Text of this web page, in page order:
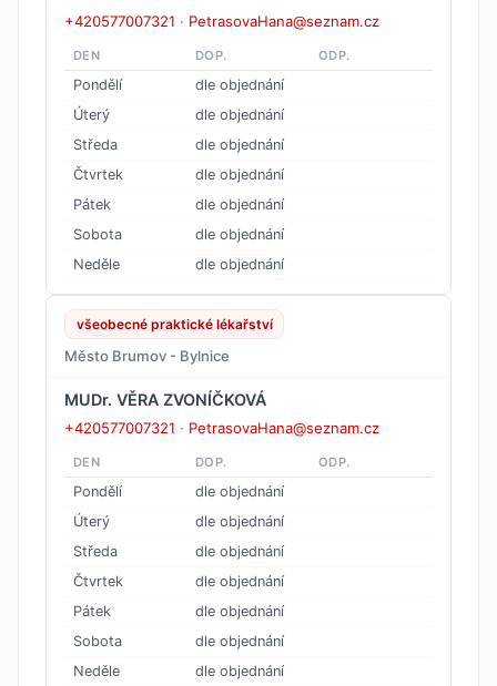
+420577007321 · PetrasovaHana@seznam.cz
DEN DOP. ODP.
Pondělí
dle objednání
Úterý
dle objednání
Středa
dle objednání
Čtvrtek
dle objednání
Pátek
dle objednání
Sobota
dle objednání
Neděle
dle objednání
všeobecné praktické lékařství
Město Brumov - Bylnice
MUDr. VĚRA ZVONÍČKOVÁ
+420577007321 · PetrasovaHana@seznam.cz
DEN DOP. ODP.
Pondělí
dle objednání
Úterý
dle objednání
Středa
dle objednání
Čtvrtek
dle objednání
Pátek
dle objednání
Sobota
dle objednání
Neděle
dle objednání